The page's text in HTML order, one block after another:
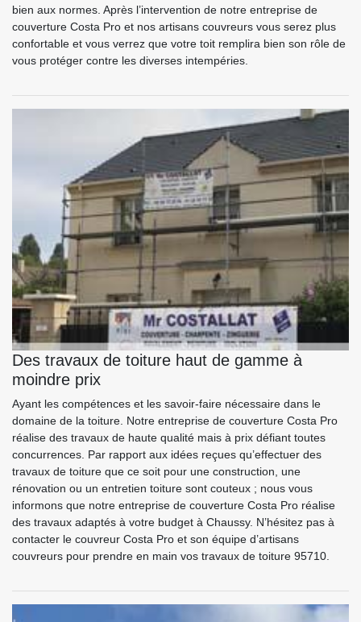
bien aux normes. Après l’intervention de notre entreprise de
couverture Costa Pro et nos artisans couvreurs vous serez plus
confortable et vous verrez que votre toit remplira bien son rôle de
vous protéger contre les diverses intempéries.
Des travaux de toiture haut de gamme à
moindre prix
Ayant les compétences et les savoir-faire nécessaire dans le
domaine de la toiture. Notre entreprise de couverture Costa Pro
réalise des travaux de haute qualité mais à prix défiant toutes
concurrences. Par rapport aux idées reçues qu’effectuer des
travaux de toiture que ce soit pour une construction, une
rénovation ou un entretien toiture sont couteux ; nous vous
informons que notre entreprise de couverture Costa Pro réalise
des travaux adaptés à votre budget à Chaussy. N’hésitez pas à
contacter le couvreur Costa Pro et son équipe d’artisans
couvreurs pour prendre en main vos travaux de toiture 95710.